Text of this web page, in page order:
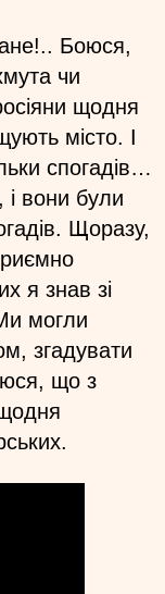
Боюся,
чи
щодня
місто. І
спогадів…
і вони були
Щоразу,
я знав зі
могли
згадувати
що з